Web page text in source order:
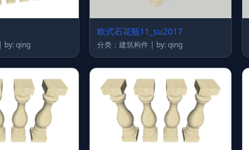
分类：建筑构件 | by: qing
欧式石花瓶11_su2017
分类：建筑构件 | by: qing